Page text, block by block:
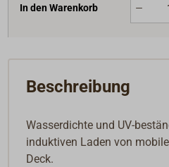
In den Warenkorb
Beschreibung
Wasserdichte und UV-
induktiven Laden von
Deck.